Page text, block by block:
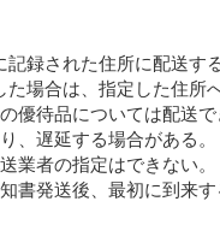
録された住所に配送する
場合は、指定した住所
待品については配送で
、遅延する場合がある。
業者の指定はできない。
書発送後、最初に到来